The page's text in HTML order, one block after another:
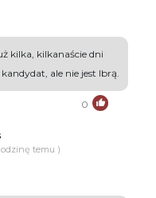
kilka, kilkanaście dni
ale nie jest Ibrą.
0
temu )